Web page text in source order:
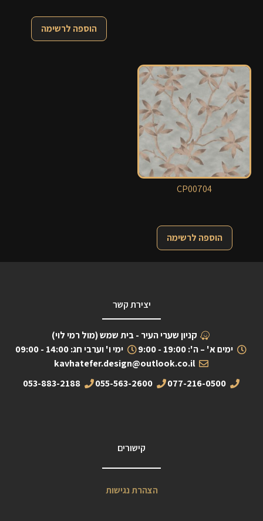
הוספה לרשימה
CP00704
הוספה לרשימה
יצירת קשר
קניון שערי העיר - בית שמש (מול רמי לוי)
ימים א' – ה': 19:00 - 9:00
ימי ו' וערבי חג: 14:00 - 09:00
kavhatefer.design@outlook.co.il
077-216-0500
055-563-2600
053-883-2188
קישורים
הצהרת נגישות